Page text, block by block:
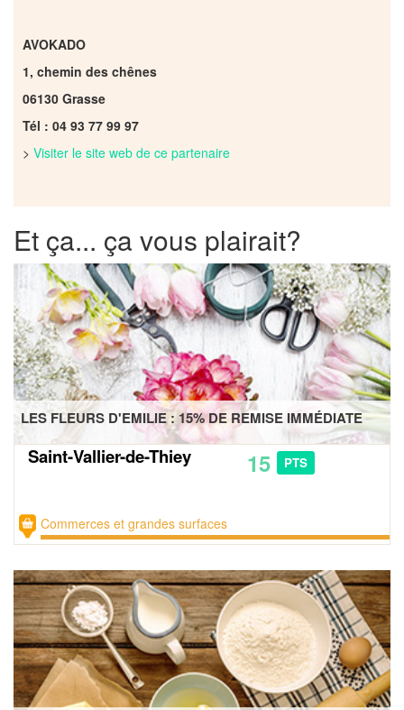
AVOKADO
1, chemin des chênes
06130 Grasse
Tél : 04 93 77 99 97
> Visiter le site web de ce partenaire
Et ça... ça vous plairait?
LES FLEURS D'EMILIE : 15% DE REMISE IMMÉDIATE
Saint-Vallier-de-Thiey 15 PTS
Commerces et grandes surfaces